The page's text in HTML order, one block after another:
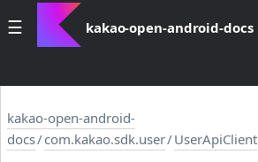
kakao-open-android-docs
kakao-open-android-
docs/com.kakao.sdk.user/UserApiClient